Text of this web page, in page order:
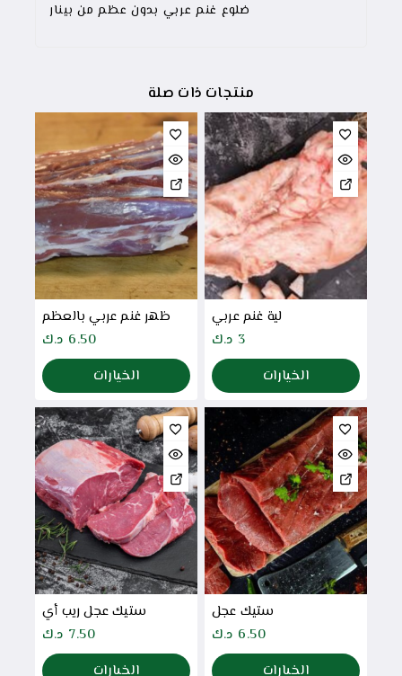
ضلوع غنم عربي بدون عظم من بينار
منتجات ذات صلة
ظهر غنم عربي بالعظم
6.50 د.ك
الخيارات
لية غنم عربي
3 د.ك
الخيارات
ستيك عجل ريب أي
7.50 د.ك
الخيارات
ستيك عجل
6.50 د.ك
الخيارات